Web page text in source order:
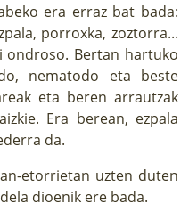
era erraz bat bada:
porroxka, zoztorra...
ondroso. Bertan hartuko
nematodo eta beste
eta beren arrautzak
Era berean, ezpala
da.
etorrietan uzten duten
dioenik ere bada.